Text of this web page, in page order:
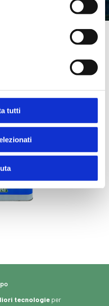
tutti
tecnologie per